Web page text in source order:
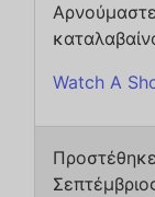
Watch A